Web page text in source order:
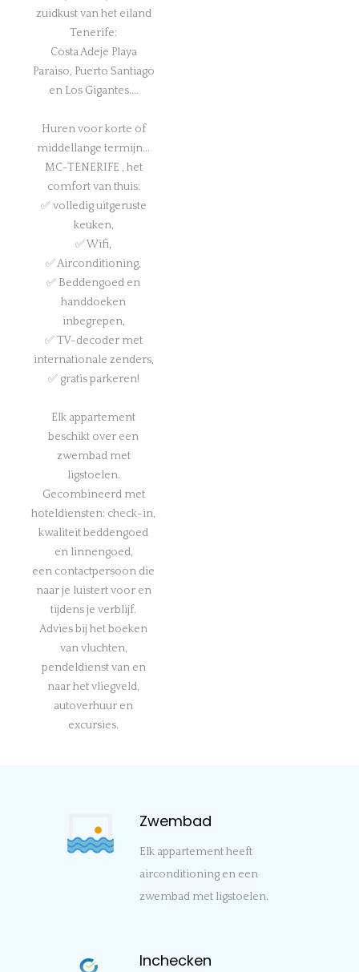
zuidkust van het eiland
Tenerife:
Costa Adeje Playa
Paraiso, Puerto Santiago
en Los Gigantes....
Huren voor korte of
middellange termijn...
MC-TENERIFE , het
comfort van thuis:
✅ volledig uitgeruste
keuken,
✅ Wifi,
✅ Airconditioning,
✅ Beddengoed en
handdoeken
inbegrepen,
✅ TV-decoder met
internationale zenders,
✅ gratis parkeren!
Elk appartement
beschikt over een
zwembad met
ligstoelen.
Gecombineerd met
hoteldiensten: check-in,
kwaliteit beddengoed
en linnengoed,
een contactpersoon die
naar je luistert voor en
tijdens je verblijf.
Advies bij het boeken
van vluchten,
pendeldienst van en
naar het vliegveld,
autoverhuur en
excursies.
Zwembad
Elk appartement heeft
airconditioning en een
zwembad met ligstoelen.
Inchecken